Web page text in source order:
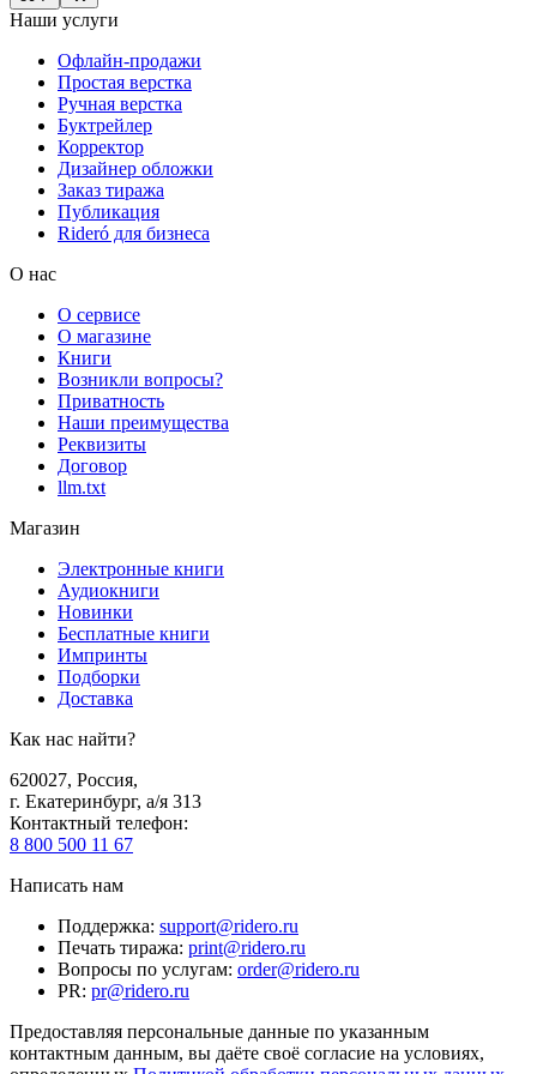
Наши услуги
Офлайн-продажи
Простая верстка
Ручная верстка
Буктрейлер
Корректор
Дизайнер обложки
Заказ тиража
Публикация
Rideró для бизнеса
О нас
О сервисе
О магазине
Книги
Возникли вопросы?
Приватность
Наши преимущества
Реквизиты
Договор
llm.txt
Магазин
Электронные книги
Аудиокниги
Новинки
Бесплатные книги
Импринты
Подборки
Доставка
Как нас найти?
620027, Россия,
г. Екатеринбург, а/я 313
Контактный телефон:
8 800 500 11 67
Написать нам
Поддержка: support@ridero.ru
Печать тиража: print@ridero.ru
Вопросы по услугам: order@ridero.ru
PR: pr@ridero.ru
Предоставляя персональные данные по указанным
контактным данным, вы даёте своё согласие на условиях,